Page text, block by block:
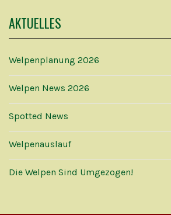
AKTUELLES
Welpenplanung 2026
Welpen News 2026
Spotted News
Welpenauslauf
Die Welpen Sind Umgezogen!